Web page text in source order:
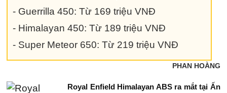
- Guerrilla 450: Từ 169 triệu VNĐ
- Himalayan 450: Từ 189 triệu VNĐ
- Super Meteor 650: Từ 219 triệu VNĐ
PHAN HOÀNG
Royal Enfield Himalayan ABS ra mắt tại Ấn